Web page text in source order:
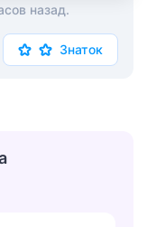
назад.
Знаток